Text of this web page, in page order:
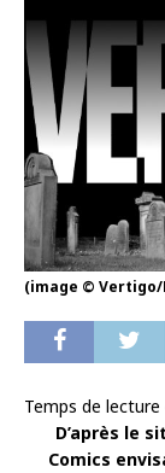
(image © Vertigo/
Temps de
D’après le
Comics